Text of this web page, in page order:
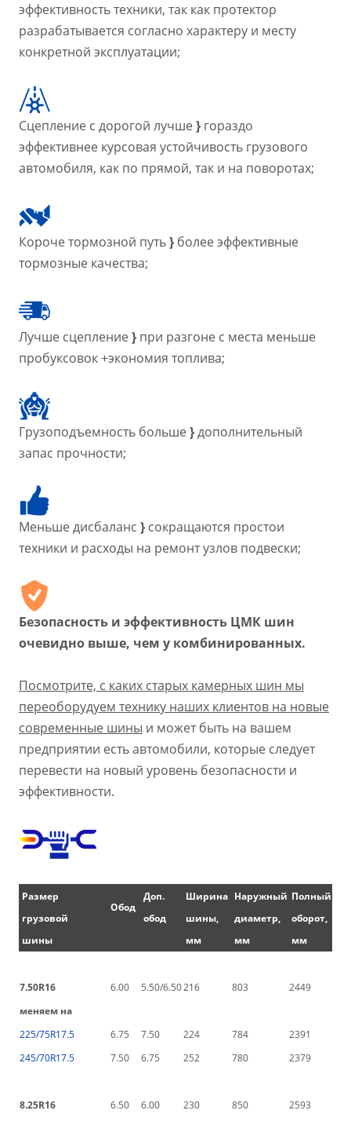
эффективность техники, так как протектор
разрабатывается согласно характеру и месту
конкретной эксплуатации;
Сцепление с дорогой лучше} гораздо
эффективнее курсовая устойчивость грузового
автомобиля, как по прямой, так и на поворотах;
Короче тормозной путь} более эффективные
тормозные качества;
Лучше сцепление} при разгоне с места меньше
пробуксовок +экономия топлива;
Грузоподъемность больше}дополнительный
запас прочности;
Меньше дисбаланс } сокращаются простои
техники и расходы на ремонт узлов подвески;
Безопасность и эффективность ЦМК шин
очевидно выше, чем у комбинированных.
Посмотрите, с каких старых камерных шин мы
переоборудуем технику наших клиентов на новые
современные шины и может быть на вашем
предприятии есть автомобили, которые следует
перевести на новый уровень безопасности и
эффективности.
Размер
грузовой
шины
Обод
Доп.
обод
Ширина
шины,
мм
Наружный
диаметр,
мм
Полный
оборот,
мм
7.50R16 6.00 5.50/6.50216 803
2449
меняем на
225/75R17.5
6.75 7.50 224 784
2391
245/70R17.5
7.50 6.75 252 780 2379
8.25R16 6.50 6.00 230 850
2593